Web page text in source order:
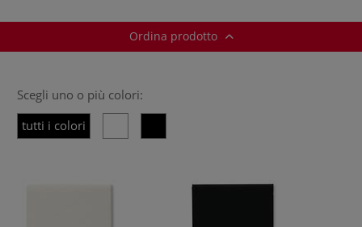
Ordina prodotto
Scegli uno o più colori:
tutti i colori